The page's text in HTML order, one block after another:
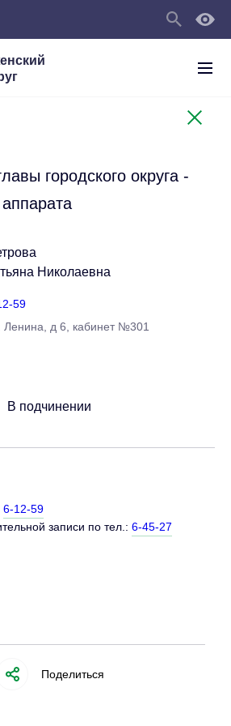
городского округа -
Николаевна
59
Ленина, д 6, кабинет №301
В подчинении
6-12-59
записи по тел.: 6-45-27
Поделиться